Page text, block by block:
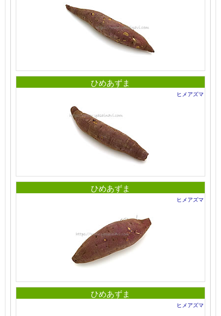
ひめあずま
ヒメアズマ
ひめあずま
ヒメアズマ
ひめあずま
ヒメアズマ